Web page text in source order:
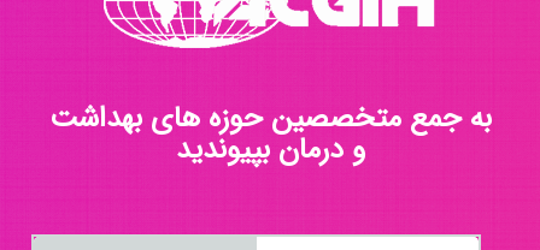
به جمع متخصصین حوزه های بهداشت
و درمان بپیوندید